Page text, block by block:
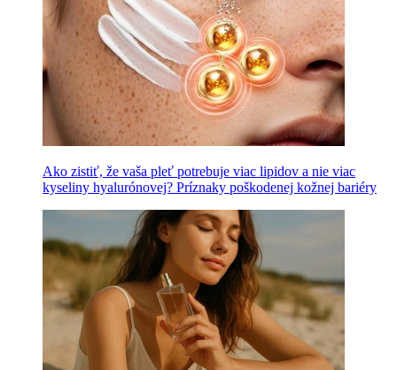
Ako zistiť, že vaša pleť potrebuje viac lipidov a nie viac
kyseliny hyalurónovej? Príznaky poškodenej kožnej bariéry